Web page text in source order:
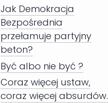
Jak Demokracja
Bezpośrednia
przełamuje partyjny
beton?
Być albo nie być ?
Coraz więcej ustaw,
coraz więcej absurdów.